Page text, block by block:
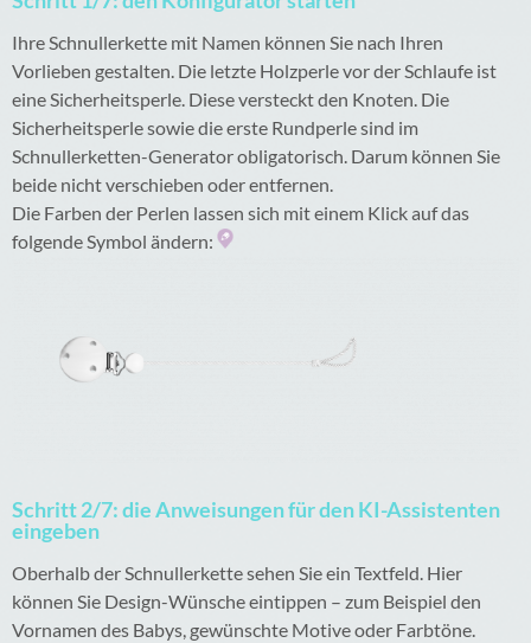
Ihre Schnullerkette mit Namen können Sie nach Ihren
Vorlieben gestalten. Die letzte Holzperle vor der Schlaufe ist
eine Sicherheitsperle. Diese versteckt den Knoten. Die
Sicherheitsperle sowie die erste Rundperle sind im
Schnullerketten-Generator obligatorisch. Darum können Sie
beide nicht verschieben oder entfernen.
Die Farben der Perlen lassen sich mit einem Klick auf das
folgende Symbol ändern:
Schritt 2/7: die Anweisungen für den KI-Assistenten
eingeben
Oberhalb der Schnullerkette sehen Sie ein Textfeld. Hier
können Sie Design-Wünsche eintippen – zum Beispiel den
Vornamen des Babys, gewünschte Motive oder Farbtöne.